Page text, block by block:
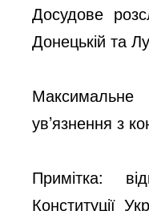
Досудове
Донецькій та
Максимальне
ув’язнення з
Примітка:
Конституції